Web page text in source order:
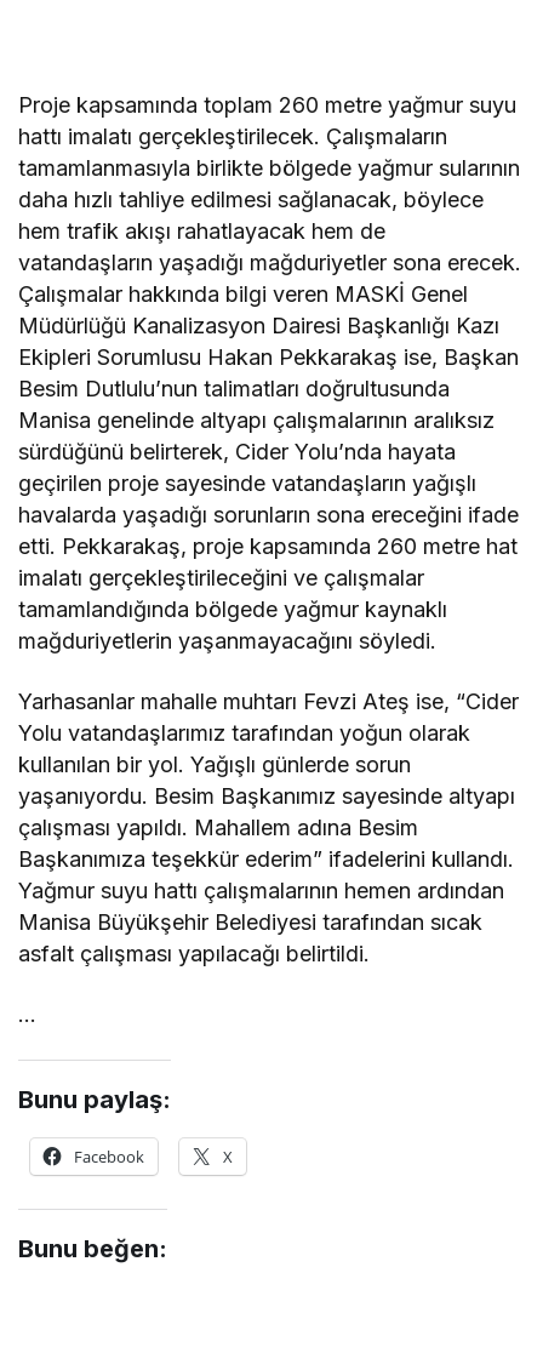
Proje kapsamında toplam 260 metre yağmur suyu
hattı imalatı gerçekleştirilecek. Çalışmaların
tamamlanmasıyla birlikte bölgede yağmur sularının
daha hızlı tahliye edilmesi sağlanacak, böylece
hem trafik akışı rahatlayacak hem de
vatandaşların yaşadığı mağduriyetler sona erecek.
Çalışmalar hakkında bilgi veren MASKİ Genel
Müdürlüğü Kanalizasyon Dairesi Başkanlığı Kazı
Ekipleri Sorumlusu Hakan Pekkarakaş ise, Başkan
Besim Dutlulu’nun talimatları doğrultusunda
Manisa genelinde altyapı çalışmalarının aralıksız
sürdüğünü belirterek, Cider Yolu’nda hayata
geçirilen proje sayesinde vatandaşların yağışlı
havalarda yaşadığı sorunların sona ereceğini ifade
etti. Pekkarakaş, proje kapsamında 260 metre hat
imalatı gerçekleştirileceğini ve çalışmalar
tamamlandığında bölgede yağmur kaynaklı
mağduriyetlerin yaşanmayacağını söyledi.
Yarhasanlar mahalle muhtarı Fevzi Ateş ise, “Cider
Yolu vatandaşlarımız tarafından yoğun olarak
kullanılan bir yol. Yağışlı günlerde sorun
yaşanıyordu. Besim Başkanımız sayesinde altyapı
çalışması yapıldı. Mahallem adına Besim
Başkanımıza teşekkür ederim” ifadelerini kullandı.
Yağmur suyu hattı çalışmalarının hemen ardından
Manisa Büyükşehir Belediyesi tarafından sıcak
asfalt çalışması yapılacağı belirtildi.
…
Bunu paylaş:
Facebook X
Bunu beğen: